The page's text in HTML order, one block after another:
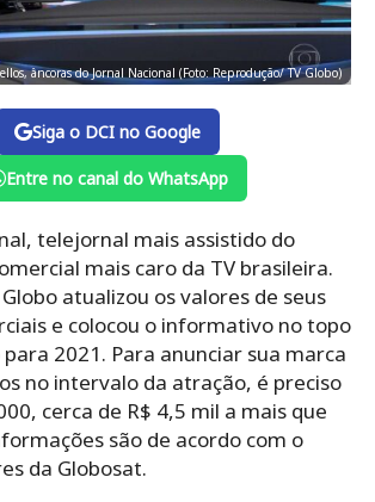
âncoras do Jornal Nacional (Foto: Reprodução/ TV Globo)
Siga o DCI no Google
Entre no canal do WhatsApp
telejornal mais assistido do
mais caro da TV brasileira.
atualizou os valores de seus
e colocou o informativo no topo
2021. Para anunciar sua marca
no intervalo da atração, é preciso
cerca de R$ 4,5 mil a mais que
são de acordo com o
da Globosat.